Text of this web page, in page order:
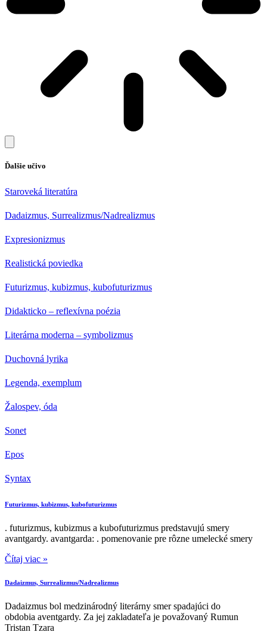
Ďalšie učivo
Staroveká literatúra
Dadaizmus, Surrealizmus/Nadrealizmus
Expresionizmus
Realistická poviedka
Futurizmus, kubizmus, kubofuturizmus
Didakticko – reflexívna poézia
Literárna moderna – symbolizmus
Duchovná lyrika
Legenda, exemplum
Žalospev, óda
Sonet
Epos
Syntax
Futurizmus, kubizmus, kubofuturizmus
. futurizmus, kubizmus a kubofuturizmus predstavujú smery
avantgardy. avantgarda: . pomenovanie pre rôzne umelecké smery
Čítaj viac »
Dadaizmus, Surrealizmus/Nadrealizmus
Dadaizmus bol medzinárodný literárny smer spadajúci do
obdobia aventgardy. Za jej zakladateľa je považovaný Rumun
Tristan Tzara